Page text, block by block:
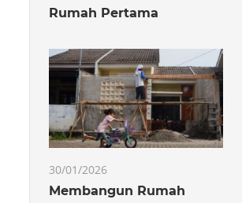
Rumah Pertama
30/01/2026
Membangun Rumah